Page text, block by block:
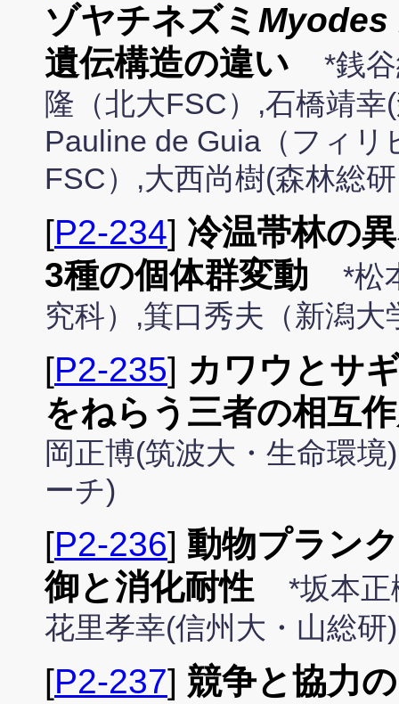
ゾヤチネズミ
遺伝構造の違い
*銭
隆（北大FSC）,石橋靖
Pauline de Guia（フィリ
FSC）,大西尚樹(森林総
[P2-234] 冷温帯林の
3種の個体群変動
*松
究科）,箕口秀夫（新潟
[P2-235] カワウとサ
をねらう三者の相互
岡正博(筑波大・生命環
ーチ)
[P2-236] 動物プラン
御と消化耐性
*坂本
花里孝幸(信州大・山総
[P2-237] 競争と協力